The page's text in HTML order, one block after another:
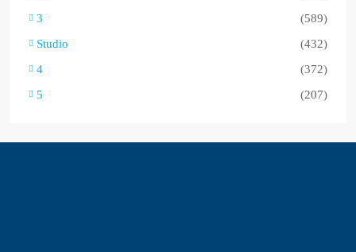
3
(589)
Studio
(432)
4
(372)
5
(207)